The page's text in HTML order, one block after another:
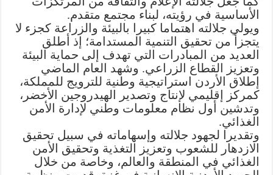
الأساسية في رؤيته، لبناء مجتمع متقدم.
ويولي جلالته اهتماما كبيرا بالبيئة والزراعة كجزء لا
يتجزأ من تحقيق التنمية المستدامة؛ إذ أطلق
العديد من المبادرات التي تهدف إلى حماية البيئة
وتعزيز القطاع الزراعي. وشهد العام الماضي
إطلاق الأردن استراتيجية وطنية للترويج للمملكة،
كمركز إقليمي لإنتاج وتصدير الهيدروجين الأخضر،
وتدشين أول نظام معلومات وطني لإدارة الأمن
الغذائي.
وتقديرا لجهود جلالته وإسهاماته في سبيل تحقيق
الازدهار للشعوب وتعزيز التغذية وتحقيق الأمن
الغذائي في المنطقة والعالم، وخاصة من خلال